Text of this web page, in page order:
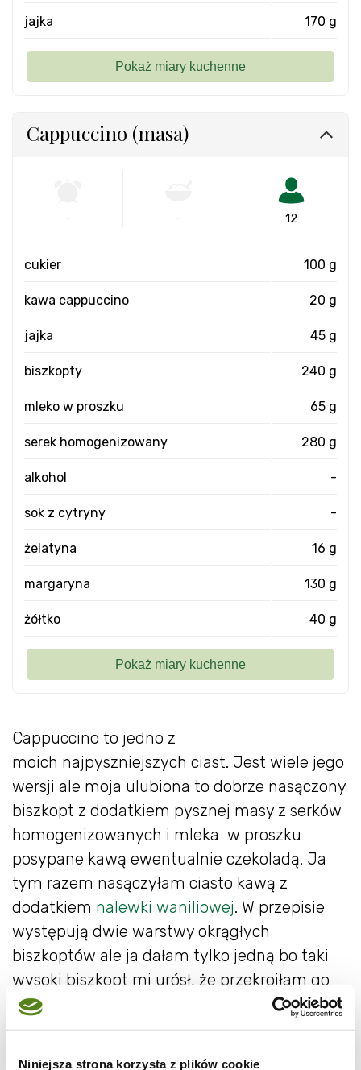
Niniejsza strona korzysta z plików cookie
Cappuccino to jedno z
moich najpyszniejszych ciast. Jest wiele jego
wersji ale moja ulubiona to dobrze nasączony
biszkopt z dodatkiem pysznej masy z serków
homogenizowanych i mleka w proszku
posypane kawą ewentualnie czekoladą. Ja
tym razem nasączyłam ciasto kawą z
dodatkiem nalewki waniliowej. W przepisie
występują dwie warstwy okrągłych
biszkoptów ale ja dałam tylko jedną bo taki
wysoki biszkopt mi urósł, że przekroiłam go
na pół. Ciasto jest naprawdę wspaniałe i
polecam je wszystkim. Robię je od kilku lat na
jajka 170 g
Cappuccino (masa)
12
cukier 100 g
kawa cappuccino 20 g
jajka 45 g
biszkopty 240 g
mleko w proszku 65 g
serek homogenizowany 280 g
alkohol -
sok z cytryny -
żelatyna 16 g
margaryna 130 g
żółtko 40 g